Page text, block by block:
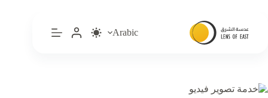
المحتوى
Arabic